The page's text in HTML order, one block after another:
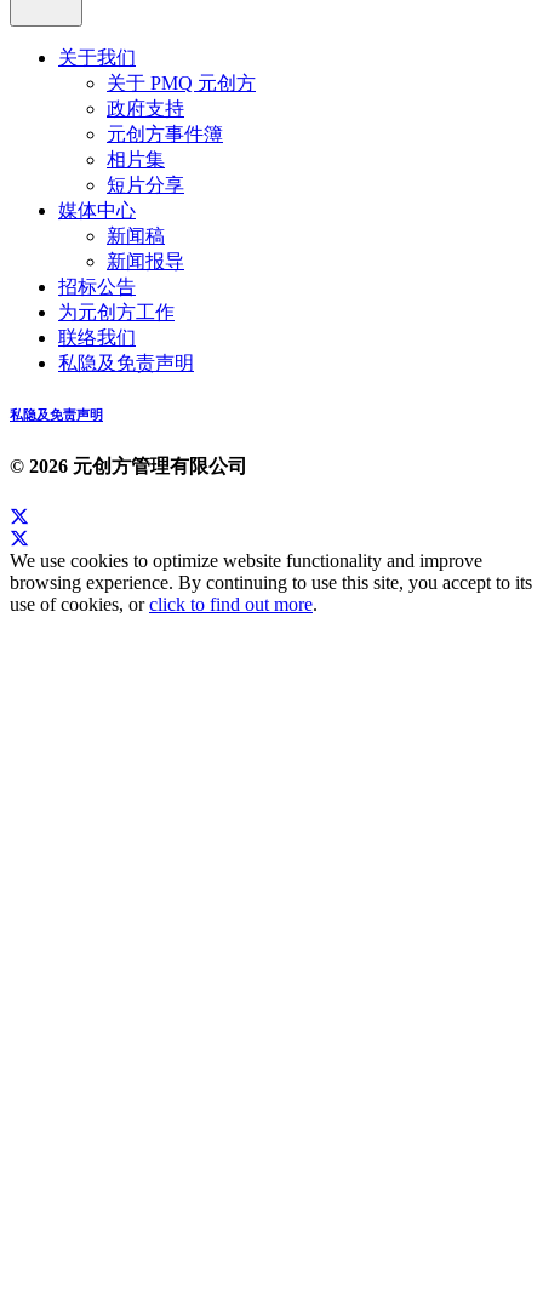
关于我们
关于 PMQ 元创方
政府支持
元创方事件簿
相片集
短片分享
媒体中心
新闻稿
新闻报导
招标公告
为元创方工作
联络我们
私隐及免责声明
私隐及免责声明
© 2026 元创方管理有限公司
We use cookies to optimize website functionality and improve
browsing experience. By continuing to use this site, you accept to its
use of cookies, orclick to find out more.